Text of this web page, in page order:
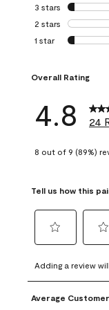
3 stars stars
2 stars stars
1 star stars
Overall Rating
4.8 24
8 out of 9 (89%)
Tell us how this
to
rate
the
item
to
rate
the
Adding a review
Average